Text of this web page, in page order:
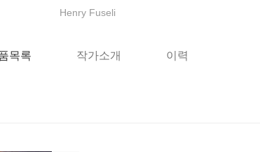
Henry Fuseli
목록 작가소개 이력